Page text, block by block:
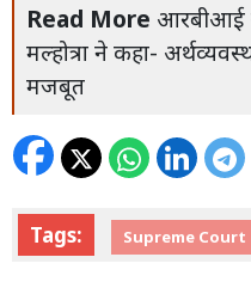
Read More आरबीआई
मल्होत्रा ने कहा-
मजबूत
Tags: Supreme Court